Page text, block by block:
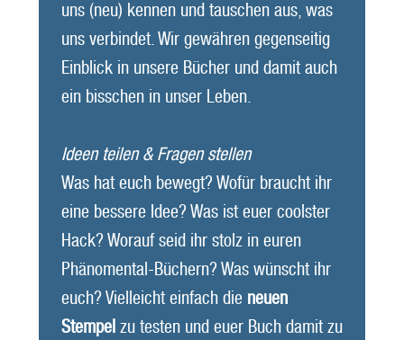
uns (neu) kennen und tauschen aus, was
uns verbindet. Wir gewähren gegenseitig
Einblick in unsere Bücher und damit auch
ein bisschen in unser Leben.
Ideen teilen & Fragen stellen
Was hat euch bewegt? Wofür braucht ihr
eine bessere Idee? Was ist euer coolster
Hack? Worauf seid ihr stolz in euren
Phänomental-Büchern? Was wünscht ihr
euch? Vielleicht einfach die neuen
Stempel zu testen und euer Buch damit zu